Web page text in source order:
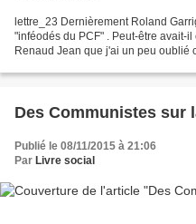
lettre_23 Dernièrement Roland
"inféodés du PCF" . Peut-être avait-
Renaud Jean que j'ai un peu oublié
Des Communistes sur
Publié le 08/11/2015 à 21:06
Par Livre social